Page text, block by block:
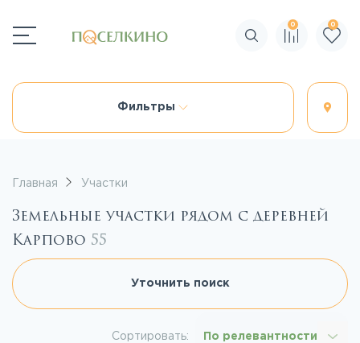
Поиск по сайту
0 0
Фильтры
Главная Участки
Земельные участки рядом с деревней
Карпово 55
Уточнить поиск
Сортировать: По релевантности